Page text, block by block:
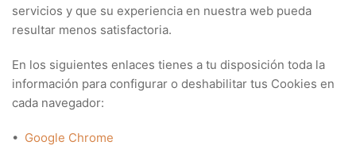
servicios y que su experiencia en nuestra web pueda
resultar menos satisfactoria.
En los siguientes enlaces tienes a tu disposición toda la
información para configurar o deshabilitar tus Cookies en
cada navegador:
• Google Chrome